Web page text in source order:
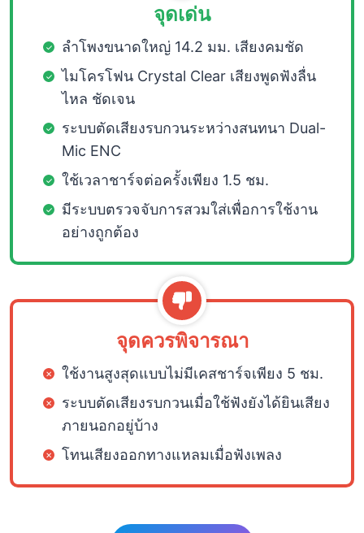
จุดเด่น
ลำโพงขนาดใหญ่ 14.2 มม. เสียงคมชัด
ไมโครโฟน Crystal Clear เสียงพูดฟังลื่น
ไหล ชัดเจน
ระบบตัดเสียงรบกวนระหว่างสนทนา Dual-
Mic ENC
ใช้เวลาชาร์จต่อครั้งเพียง 1.5 ชม.
มีระบบตรวจจับการสวมใส่เพื่อการใช้งาน
อย่างถูกต้อง
จุดควรพิจารณา
ใช้งานสูงสุดแบบไม่มีเคสชาร์จเพียง 5 ชม.
ระบบตัดเสียงรบกวนเมื่อใช้ฟังยังได้ยินเสียง
ภายนอกอยู่บ้าง
โทนเสียงออกทางแหลมเมื่อฟังเพลง